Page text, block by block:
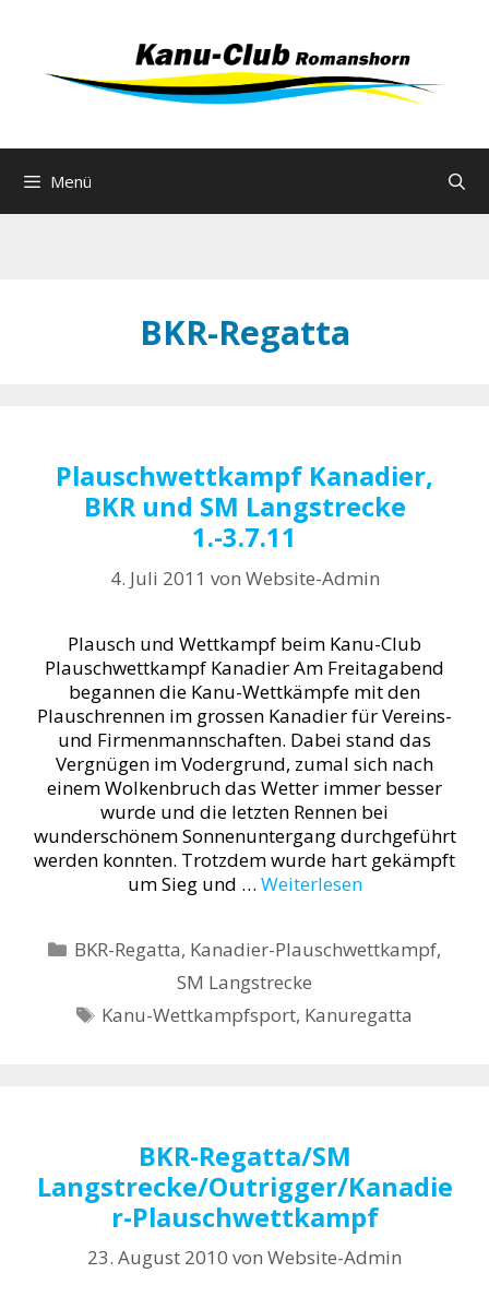
springen
Menü
BKR-Regatta
Plauschwettkampf Kanadier,
BKR und SM Langstrecke
1.-3.7.11
4. Juli 2011 von Website-Admin
Plausch und Wettkampf beim Kanu-Club
Plauschwettkampf Kanadier Am Freitagabend
begannen die Kanu-Wettkämpfe mit den
Plauschrennen im grossen Kanadier für Vereins-
und Firmenmannschaften. Dabei stand das
Vergnügen im Vodergrund, zumal sich nach
einem Wolkenbruch das Wetter immer besser
wurde und die letzten Rennen bei
wunderschönem Sonnenuntergang durchgeführt
werden konnten. Trotzdem wurde hart gekämpft
um Sieg und … Weiterlesen
Kategorien
BKR-Regatta, Kanadier-Plauschwettkampf,
SM Langstrecke
Schlagwörter
Kanu-Wettkampfsport, Kanuregatta
BKR-Regatta/SM
Langstrecke/Outrigger/Kanadie
r-Plauschwettkampf
23. August 2010 von Website-Admin